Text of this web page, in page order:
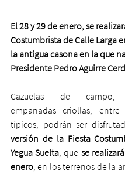
El 28 y 29 de enero, se
Costumbrista de Calle Larga
la antigua casona en la que
Presidente Pedro Aguirre
Cazuelas de campo,
empanadas criollas,
típicos, podrán ser
versión de la Fiesta
Yegua Suelta, que se
enero, en los terrenos de la